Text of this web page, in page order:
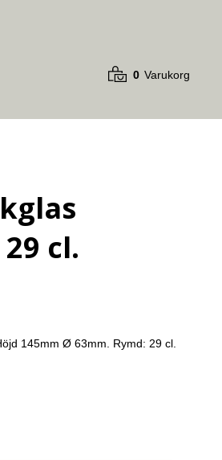
0 Varukorg
cl.
145mm Ø 63mm. Rymd: 29 cl.